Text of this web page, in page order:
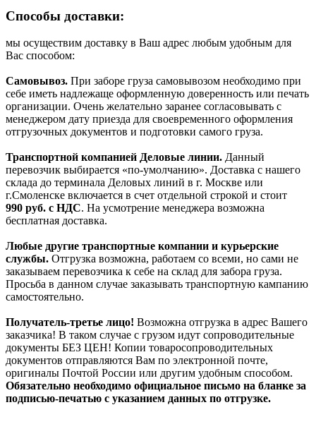
Способы доставки:
мы осуществим доставку в Ваш адрес любым удобным для
Вас способом:
Самовывоз. При заборе груза самовывозом необходимо при
себе иметь надлежаще оформленную доверенность или печать
организации. Очень желательно заранее согласовывать с
менеджером дату приезда для своевременного оформления
отгрузочных документов и подготовки самого груза.
Транспортной компанией Деловые линии. Данный
перевозчик выбирается «по-умолчанию». Доставка с нашего
склада до терминала Деловых линий в г. Москве или
г.Смоленске включается в счет отдельной строкой и стоит
990 руб. с НДС. На усмотрение менеджера возможна
бесплатная доставка.
Любые другие транспортные компании и курьерские
службы. Отгрузка возможна, работаем со всеми, но сами не
заказываем перевозчика к себе на склад для забора груза.
Просьба в данном случае заказывать транспортную кампанию
самостоятельно.
Получатель-третье лицо! Возможна отгрузка в адрес Вашего
заказчика! В таком случае с грузом идут сопроводительные
документы БЕЗ ЦЕН! Копии товаросопроводительных
документов отправляются Вам по электронной почте,
оригиналы Почтой России или другим удобным способом.
Обязательно необходимо официальное письмо на бланке за
подписью-печатью с указанием данных по отгрузке.